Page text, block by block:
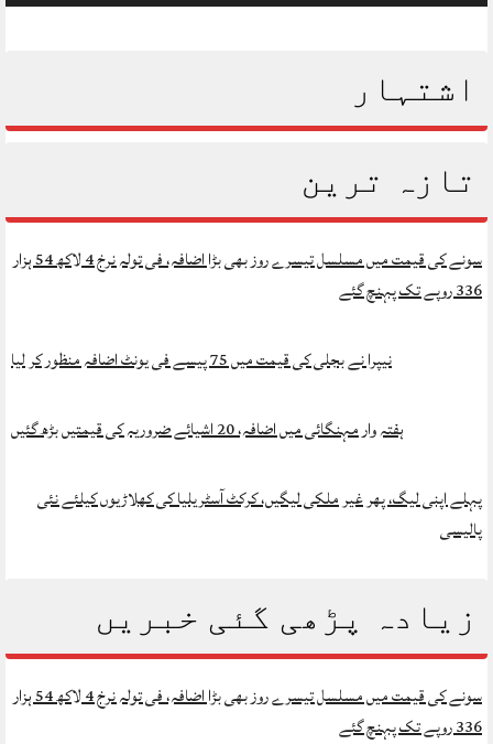
اشتہار
تازہ ترین
سونے کی قیمت میں مسلسل تیسرے روز بھی بڑا اضافہ، فی تولہ نرخ 4 لاکھ 54 ہزار
336 روپے تک پہنچ گئے
نیپرا نے بجلی کی قیمت میں 75 پیسے فی یونٹ اضافہ منظور کر لیا
ہفتہ وار مہنگائی میں اضافہ، 20 اشیائے ضروریہ کی قیمتیں بڑھ گئیں
پہلے اپنی لیگ، پھر غیر ملکی لیگیں، کرکٹ آسٹریلیا کی کھلاڑیوں کیلئے نئی
پالیسی
زیادہ پڑھی گئی خبریں
سونے کی قیمت میں مسلسل تیسرے روز بھی بڑا اضافہ، فی تولہ نرخ 4 لاکھ 54 ہزار
336 روپے تک پہنچ گئے